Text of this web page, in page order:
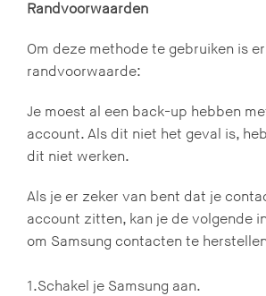
Randvoorwaarden
Om deze methode te gebruiken is
randvoorwaarde:
Je moest al een back-up hebben
account. Als dit niet het geval is,
dit niet werken.
Als je er zeker van bent dat je
account zitten, kan je de volgende
om Samsung contacten te
1.Schakel je Samsung aan.